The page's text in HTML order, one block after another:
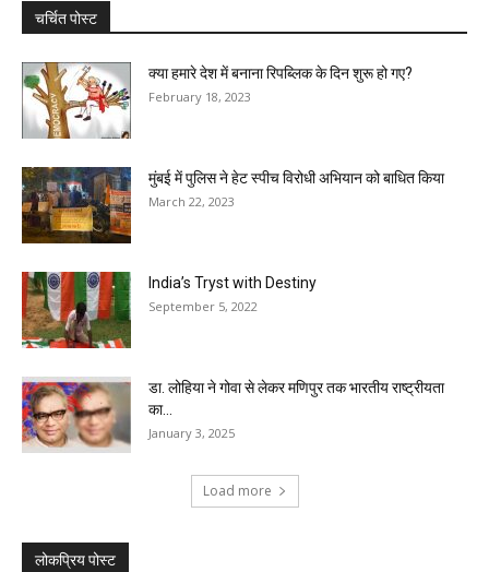
चर्चित पोस्ट
क्या हमारे देश में बनाना रिपब्लिक के दिन शुरू हो गए?
February 18, 2023
मुंबई में पुलिस ने हेट स्पीच विरोधी अभियान को बाधित किया
March 22, 2023
India’s Tryst with Destiny
September 5, 2022
डा. लोहिया ने गोवा से लेकर मणिपुर तक भारतीय राष्ट्रीयता
का...
January 3, 2025
Load more
लोकप्रिय पोस्ट